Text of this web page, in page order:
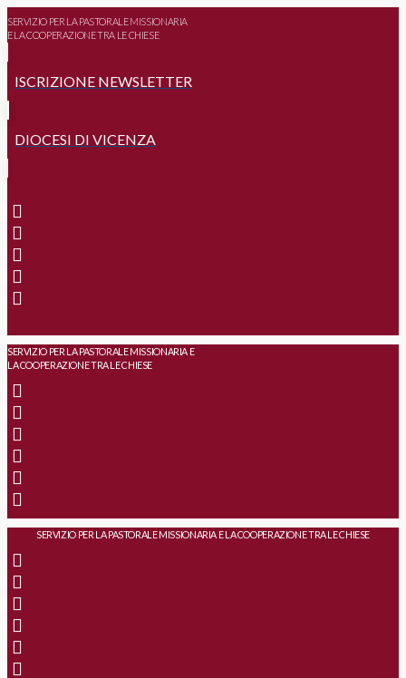
SERVIZIO PER LA PASTORALE MISSIONARIA
E LA COOPERAZIONE TRA LE CHIESE
ISCRIZIONE NEWSLETTER
DIOCESI DI VICENZA
SERVIZIO PER LA PASTORALE MISSIONARIA E
LA COOPERAZIONE TRA LE CHIESE
SERVIZIO PER LA PASTORALE MISSIONARIA E LA COOPERAZIONE TRA LE CHIESE